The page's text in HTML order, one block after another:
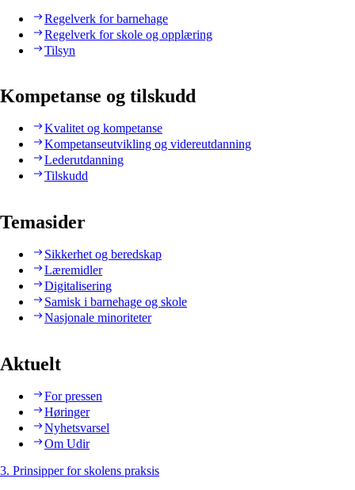
Regelverk for barnehage
Regelverk for skole og opplæring
Tilsyn
Kompetanse og tilskudd
Kvalitet og kompetanse
Kompetanseutvikling og videreutdanning
Lederutdanning
Tilskudd
Temasider
Sikkerhet og beredskap
Læremidler
Digitalisering
Samisk i barnehage og skole
Nasjonale minoriteter
Aktuelt
For pressen
Høringer
Nyhetsvarsel
Om Udir
3. Prinsipper for skolens praksis